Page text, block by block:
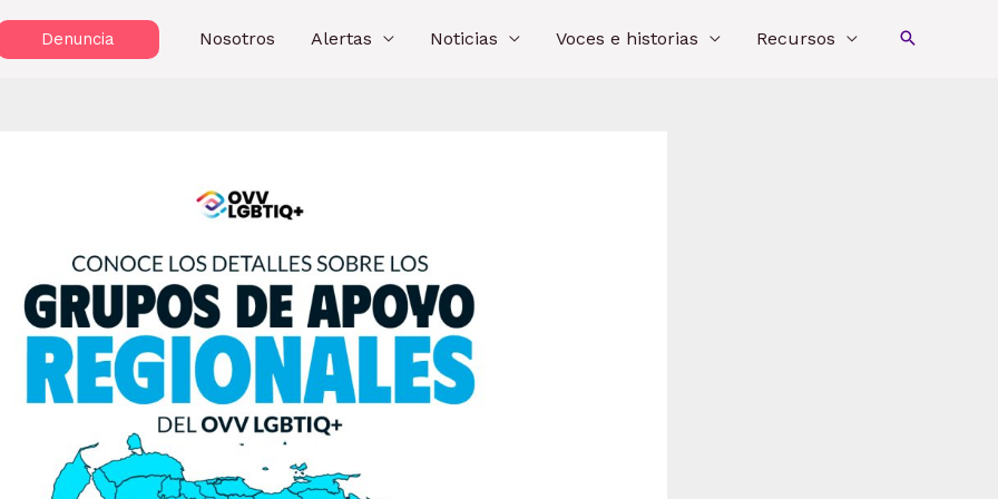
Denuncia Nosotros Alertas Noticias Voces e historias Recursos